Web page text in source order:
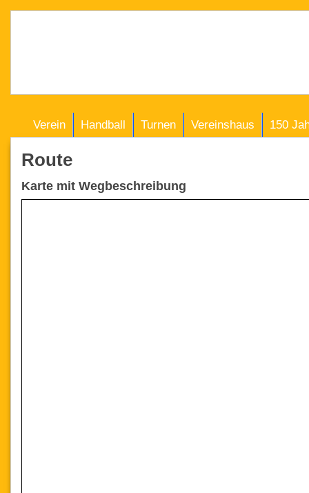
Verein Handball Turnen Vereinshaus 150
Route
Karte mit Wegbeschreibung